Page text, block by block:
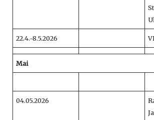
22.4.-8.5.2026
Mai
04.05.2026